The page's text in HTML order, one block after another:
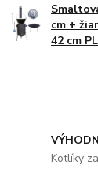
cm +
42 cm
Kotlíky